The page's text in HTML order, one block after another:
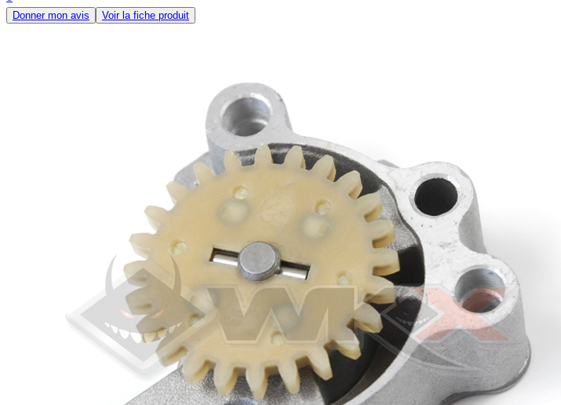
Donner mon avis Voir la fiche produit